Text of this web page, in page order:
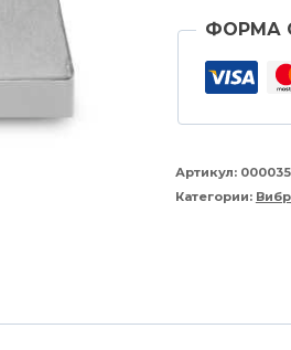
ФОРМА
Артикул: 000035
Категории: